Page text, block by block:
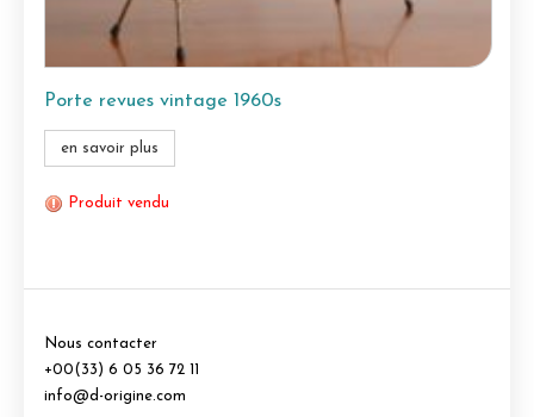
Porte revues vintage 1960s
en savoir plus
Produit vendu
Nous contacter
+00(33) 6 05 36 72 11
info@d-origine.com